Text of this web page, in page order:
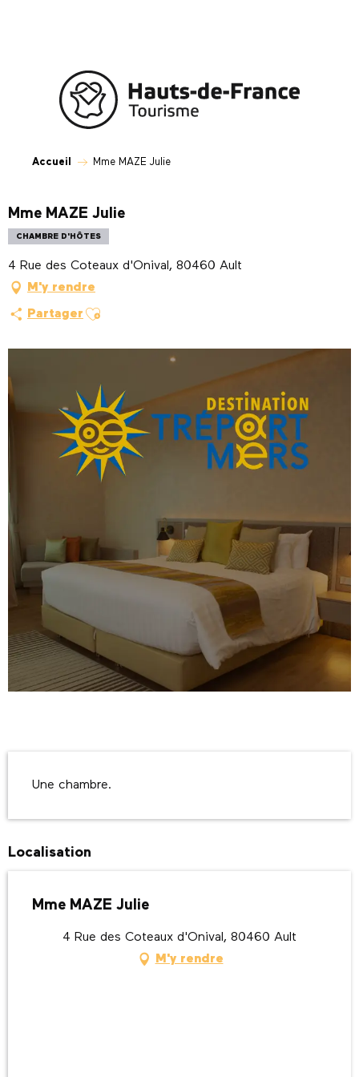
Accueil Mme MAZE Julie
Mme MAZE Julie
CHAMBRE D'HÔTES
4 Rue des Coteaux d'Onival, 80460 Ault
M'y rendre
Partager Ajouter aux favoris
Une chambre.
Localisation
Mme MAZE Julie
4 Rue des Coteaux d'Onival, 80460 Ault
M'y rendre